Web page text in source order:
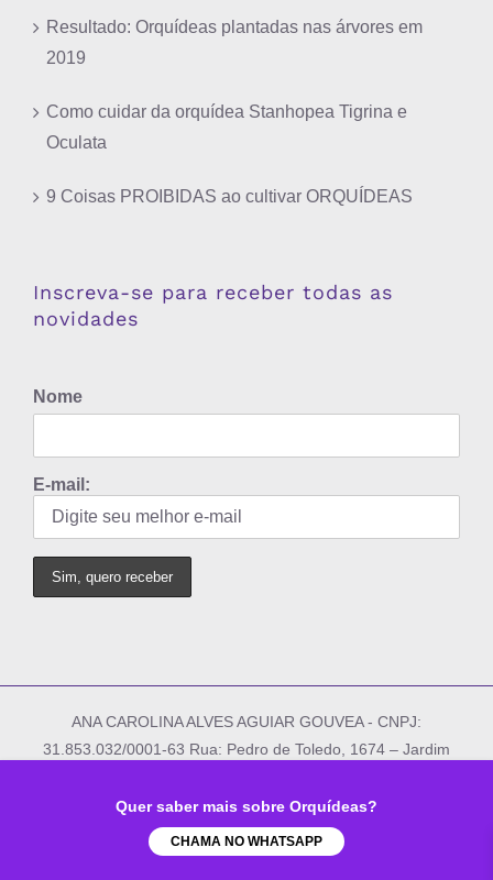
Quer saber mais sobre Orquídeas?
CHAMA NO WHATSAPP
Resultado: Orquídeas plantadas nas árvores em
2019
Como cuidar da orquídea Stanhopea Tigrina e
Oculata
9 Coisas PROIBIDAS ao cultivar ORQUÍDEAS
Inscreva-se para receber todas as
novidades
Nome
E-mail:
ANA CAROLINA ALVES AGUIAR GOUVEA - CNPJ:
31.853.032/0001-63 Rua: Pedro de Toledo, 1674 – Jardim
2026 Todos os direitos Reservados | Desenvolvido por
Frequência Digital